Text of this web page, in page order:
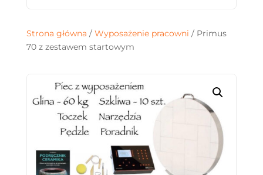
Strona główna / Wyposażenie pracowni / Primus
70 z zestawem startowym